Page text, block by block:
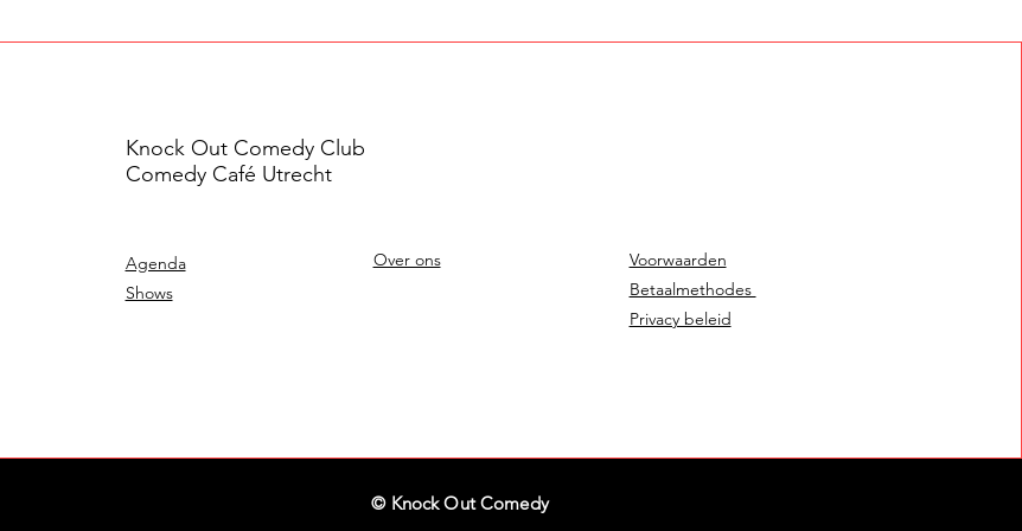
Knock Out Comedy Club
Comedy Café Utrecht
Agenda
Shows
Over ons
Voorwaarden
Betaalmethodes
Privacy beleid
© Knock Out Comedy